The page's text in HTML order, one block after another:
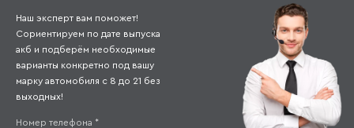
Наш эксперт вам поможет!
Сориентируем по дате выпуска
акб и подберём необходимые
варианты конкретно под вашу
марку автомобиля с 8 до 21 без
выходных!
Номер телефона *